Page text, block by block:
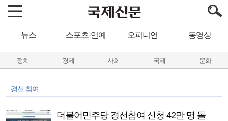
뉴스 스포츠·연예 오피니언 동영상
정치 경제 사회 국제 문화
경선 참여
더불어민주당 경선참여 신청 42만 명 돌